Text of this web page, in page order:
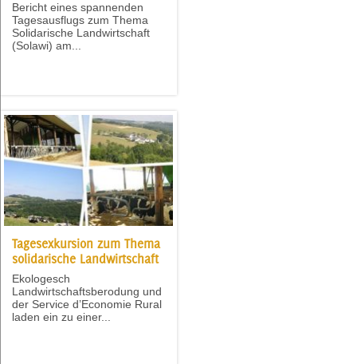
Bericht eines spannenden
Tagesausflugs zum Thema
Solidarische Landwirtschaft
(Solawi) am...
Tagesexkursion zum Thema
solidarische Landwirtschaft
Ekologesch
Landwirtschaftsberodung und
der Service d’Economie Rural
laden ein zu einer...